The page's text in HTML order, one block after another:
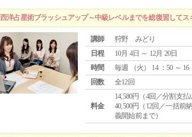
西洋占星術ブラッシュアップ～中級レベルまでを総復習してス
講師
狩野 みどり
日程
10月 4日 ～ 12月 20日
時間
毎週 （火 ） 14 ：50 ～ 16
回数
全12回
料金
14,580円（4回／分割支払
40,500円（12回／一括前
義開始前まで）